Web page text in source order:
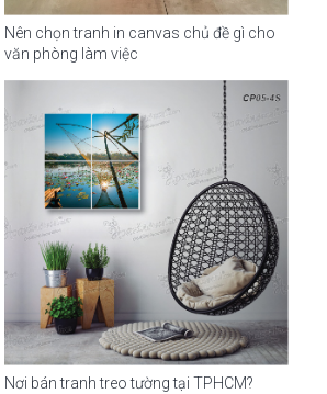
Nên chọn tranh in canvas chủ đề gì cho
văn phòng làm việc
Nơi bán tranh treo tường tại TPHCM?